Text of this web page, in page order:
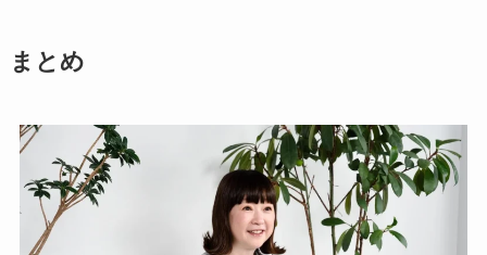
まとめ